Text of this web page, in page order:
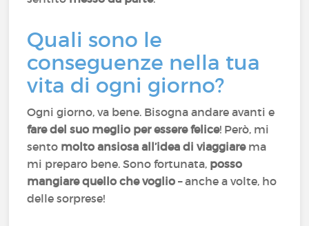
Quali sono le
conseguenze nella tua
vita di ogni giorno?
Ogni giorno, va bene. Bisogna andare avanti e
fare del suo meglio per essere felice! Però, mi
sento molto ansiosa all’idea di viaggiare ma
mi preparo bene. Sono fortunata, posso
mangiare quello che voglio – anche a volte, ho
delle sorprese!